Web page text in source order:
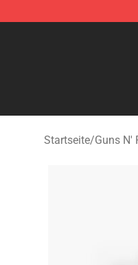
Guns N' Roses
Startseite/Guns N'